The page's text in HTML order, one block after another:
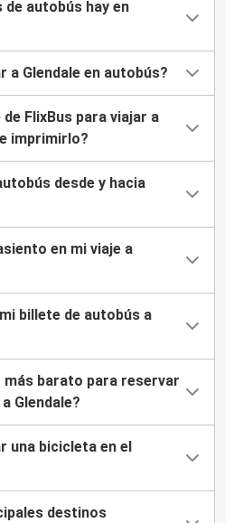
autobús hay en
a Glendale en autobús?
FlixBus para viajar a
imprimirlo?
desde y hacia
en mi viaje a
billete de autobús a
más barato para reservar
Glendale?
una bicicleta en el
destinos